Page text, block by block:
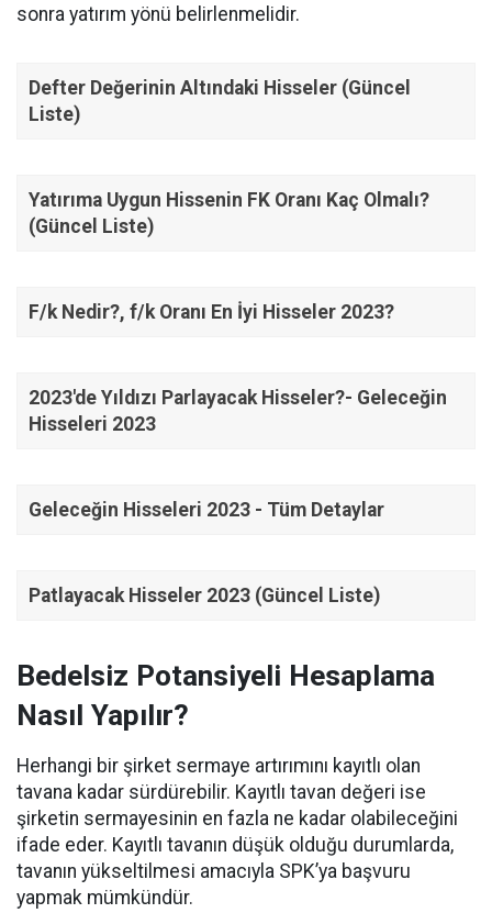
sonra yatırım yönü belirlenmelidir.
Defter Değerinin Altındaki Hisseler (Güncel
Liste)
Yatırıma Uygun Hissenin FK Oranı Kaç Olmalı?
(Güncel Liste)
F/k Nedir?, f/k Oranı En İyi Hisseler 2023?
2023'de Yıldızı Parlayacak Hisseler?- Geleceğin
Hisseleri 2023
Geleceğin Hisseleri 2023 - Tüm Detaylar
Patlayacak Hisseler 2023 (Güncel Liste)
Bedelsiz Potansiyeli Hesaplama
Nasıl Yapılır?
Herhangi bir şirket sermaye artırımını kayıtlı olan
tavana kadar sürdürebilir. Kayıtlı tavan değeri ise
şirketin sermayesinin en fazla ne kadar olabileceğini
ifade eder. Kayıtlı tavanın düşük olduğu durumlarda,
tavanın yükseltilmesi amacıyla SPK’ya başvuru
yapmak mümkündür.